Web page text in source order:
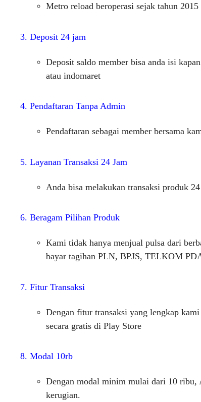
Metro reload beroperasi sejak tahun
3. Deposit 24 jam
Deposit saldo member bisa anda isi
atau indomaret
4. Pendaftaran Tanpa Admin
Pendaftaran sebagai member bersama
5. Layanan Transaksi 24 Jam
Anda bisa melakukan transaksi produk
6. Beragam Pilihan Produk
Kami tidak hanya menjual pulsa dari
bayar tagihan PLN, BPJS, TELKOM
7. Fitur Transaksi
Dengan fitur transaksi yang lengkap
secara gratis di Play Store
8. Modal 10rb
Dengan modal minim mulai dari 10 ribu,
kerugian.